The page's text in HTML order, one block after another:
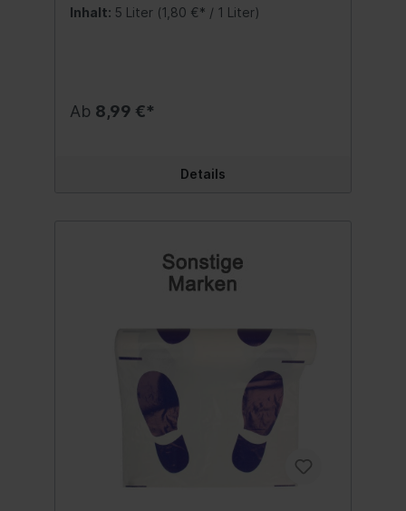
Parabene.Ist aus pflanzlichen
Inhalt: 5 Liter (1,80 €* / 1 Liter)
Ab 8,99 €*
Details